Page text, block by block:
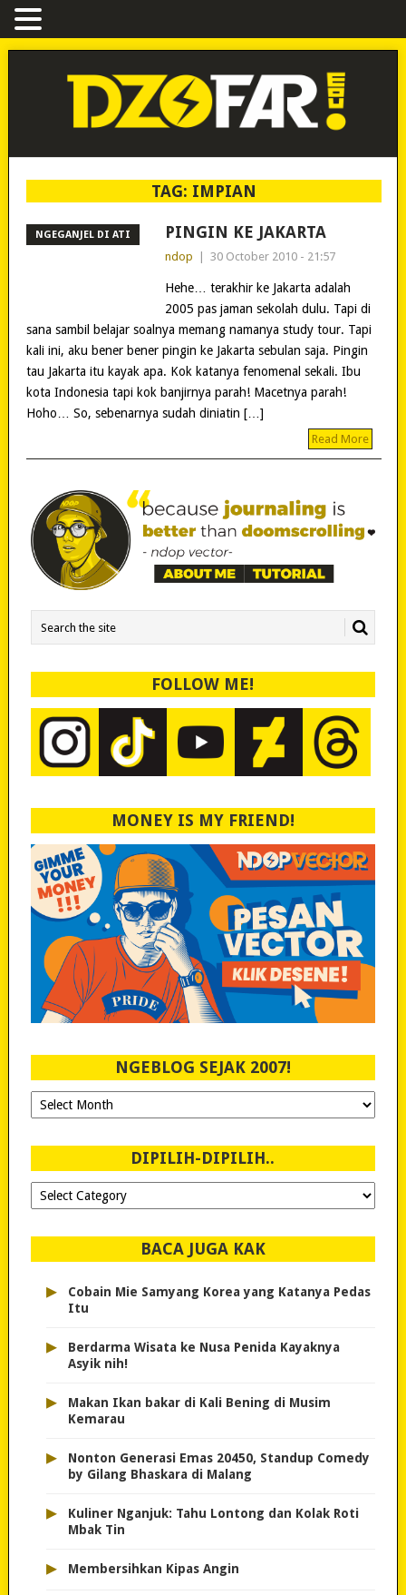
TAG: IMPIAN
NGEGANJEL DI ATI PINGIN KE JAKARTA
ndop 30 October 2010 - 21:57
Hehe… terakhir ke Jakarta adalah
2005 pas jaman sekolah dulu. Tapi di
sana sambil belajar soalnya memang namanya study tour. Tapi
kali ini, aku bener bener pingin ke Jakarta sebulan saja. Pingin
tau Jakarta itu kayak apa. Kok katanya fenomenal sekali. Ibu
kota Indonesia tapi kok banjirnya parah! Macetnya parah!
Hoho… So, sebenarnya sudah diniatin […]
Read More
FOLLOW ME!
MONEY IS MY FRIEND!
NGEBLOG SEJAK 2007!
Ngeblog
Sejak
DIPILIH-DIPILIH..
Dipilih-
dipilih..
BACA JUGA KAK
▸
Cobain Mie Samyang Korea yang Katanya Pedas
Itu
▸
Berdarma Wisata ke Nusa Penida Kayaknya
Asyik nih!
▸
Makan Ikan bakar di Kali Bening di Musim
Kemarau
▸
Nonton Generasi Emas 20450, Standup Comedy
by Gilang Bhaskara di Malang
▸
Kuliner Nganjuk: Tahu Lontong dan Kolak Roti
Mbak Tin
▸ Membersihkan Kipas Angin